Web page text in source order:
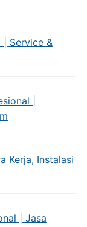
| Service &
|
Kerja, Instalasi
| Jasa